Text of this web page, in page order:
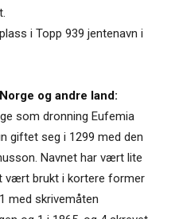
i Topp 939 jentenavn i
og andre land:
som dronning Eufemia
giftet seg i 1299 med den
Navnet har vært lite
vært brukt i kortere former
med skrivemåten